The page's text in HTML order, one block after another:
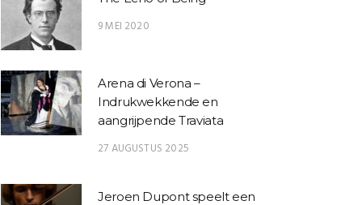
9 MEI 2020
Arena di Verona –
Indrukwekkende en
aangrijpende Traviata
27 AUGUSTUS 2025
Jeroen Dupont speelt een